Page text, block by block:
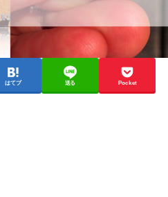
はてブ 送る Pocket